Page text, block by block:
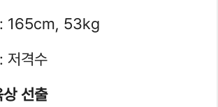
: 165cm, 53kg
: 저격수
선출